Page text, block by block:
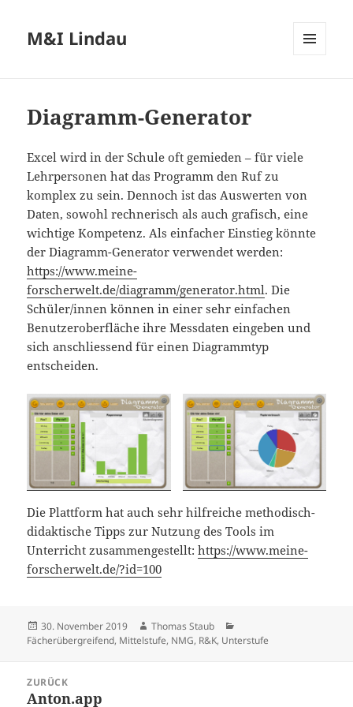
M&I Lindau
Diagramm-Generator
Excel wird in der Schule oft gemieden – für viele
Lehrpersonen hat das Programm den Ruf zu
komplex zu sein. Dennoch ist das Auswerten von
Daten, sowohl rechnerisch als auch grafisch, eine
wichtige Kompetenz. Als einfacher Einstieg könnte
der Diagramm-Generator verwendet werden:
https://www.meine-
forscherwelt.de/diagramm/generator.html. Die
Schüler/innen können in einer sehr einfachen
Benutzeroberfläche ihre Messdaten eingeben und
sich anschliessend für einen Diagrammtyp
entscheiden.
Die Plattform hat auch sehr hilfreiche methodisch-
didaktische Tipps zur Nutzung des Tools im
Unterricht zusammengestellt:https://www.meine-
forscherwelt.de/?id=100
Veröffentlicht
am
30. November 2019 Autor
Thomas Staub
Fächerübergreifend, Mittelstufe, NMG, R&K, Unterstufe
ZURÜCK
Vorheriger
Anton.app